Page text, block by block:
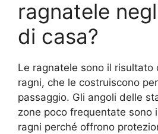
ragnatele
di casa?
Le ragnatele sono il risultato
ragni, che le costruiscono
passaggio. Gli angoli delle
zone poco frequentate sono
ragni perché offrono